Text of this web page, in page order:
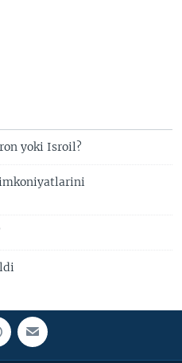
yoki Isroil?
imkoniyatlarini